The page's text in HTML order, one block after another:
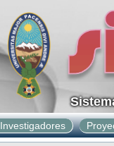
Investigadores